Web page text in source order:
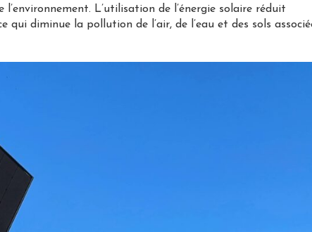
L’utilisation de l’énergie solaire réduit
qui diminue la pollution de l’air, de l’eau et des sols